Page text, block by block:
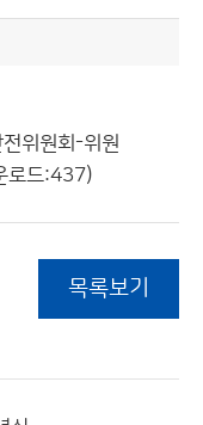
위원회-위원
로드:437)
목록보기